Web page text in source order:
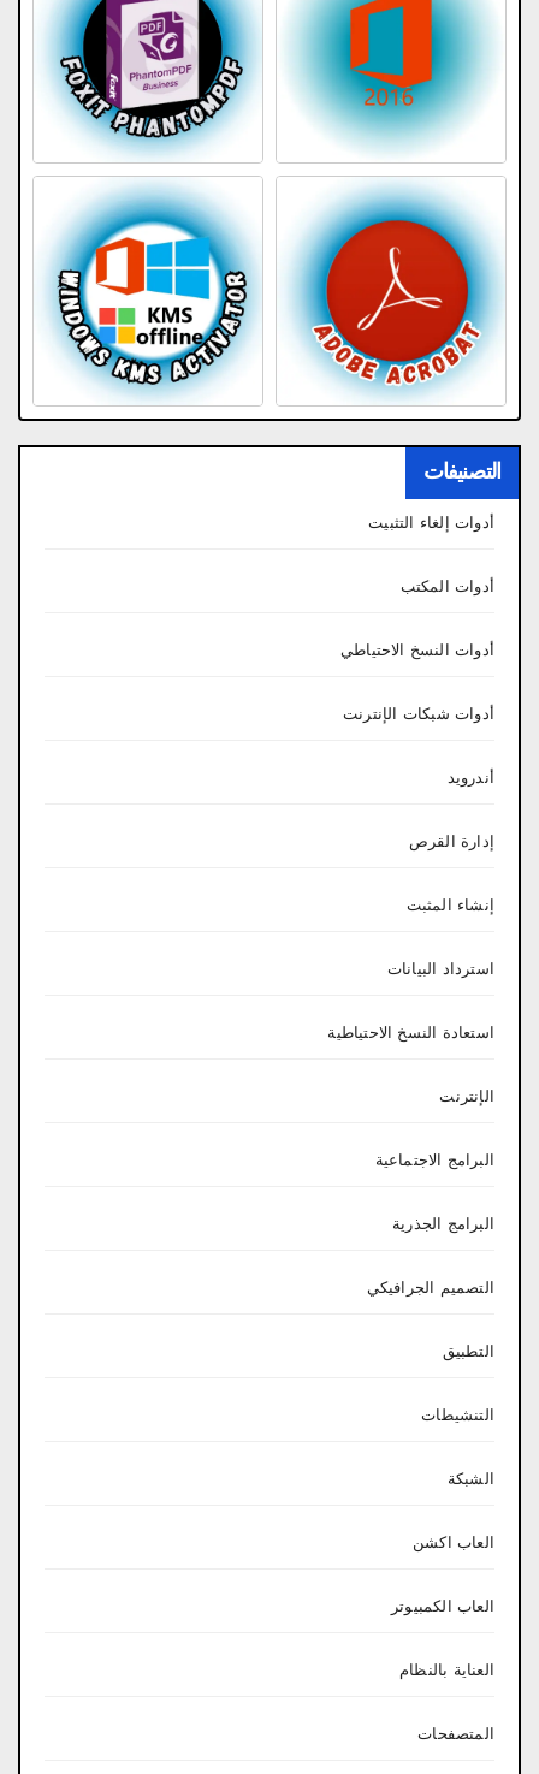
التصنيفات
أدوات إلغاء التثبيت
أدوات المكتب
أدوات النسخ الاحتياطي
أدوات شبكات الإنترنت
أندرويد
إدارة القرص
إنشاء المثبت
استرداد البيانات
استعادة النسخ الاحتياطية
الإنترنت
البرامج الاجتماعية
البرامج الجذرية
التصميم الجرافيكي
التطبيق
التنشيطات
الشبكة
العاب اكشن
العاب الكمبيوتر
العناية بالنظام
المتصفحات